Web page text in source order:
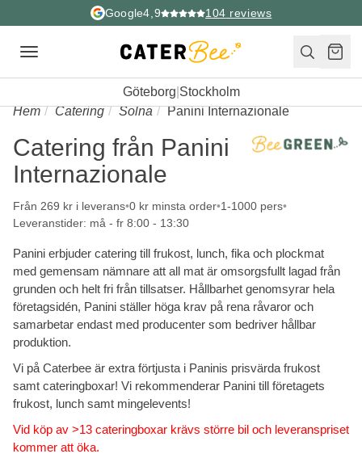
Google4,9 104 reviews
Toggle
Göteborg Stockholm
Hem
Catering Solna Panini Internazionale
Catering från Panini
Internazionale
Från 269 kr i leverans 0 kr minsta order 1-1000 pers
Leveranstider: må - fr 8:00 - 13:30
Panini erbjuder catering till frukost, lunch, fika och plockmat
med gemensam nämnare att all mat är omsorgsfullt lagad från
grunden och helt fri från tillsatser. Hållbarhet genomsyrar hela
företagsidén, Panini ställer höga krav på rena råvaror och
samarbetar endast med producenter som bedriver hållbar
produktion.
Vi på Caterbee är extra förtjusta i Paninis prisvärda frukost
samt cateringboxar! Vi rekommenderar Panini till företagets
frukost, lunch samt mingelevents!
Vid köp av >13 cateringboxar krävs större bil och leveranspriset
kommer att öka.